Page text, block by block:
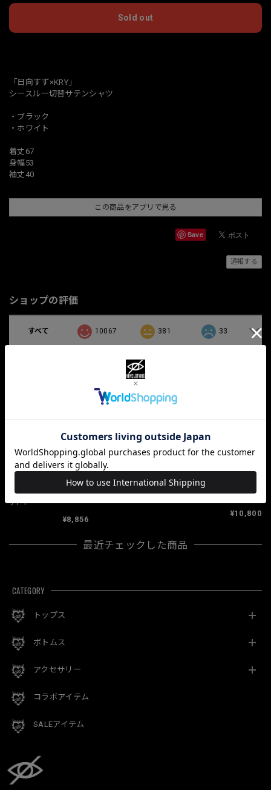
Sold out
「日向すず×KRY」
シースルー切替サテンシャツ
・ブラック
・ホワイト
着丈67
身幅53
袖丈40
この商品をアプリで見る
Save
通報する
ショップの評価
すべて 10067 381 33
関連商品
「Bunily×KRY」ポン
チPT
¥8,856
「KAONAME」
「Chiiiii×KRY」抜染ダ
メージ変形シャツ
¥10,800
最近チェックした商品
CATEGORY
トップス
ボトムス
アクセサリー
コラボアイテム
SALEアイテム